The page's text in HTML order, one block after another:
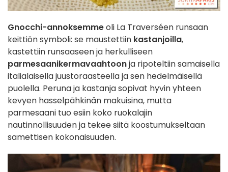
Gnocchi-annoksemmeoli La Traverséen runsaan
keittiön symboli: se maustettiin kastanjoilla,
kastettiin runsaaseen ja herkulliseen
parmesaanikermavaahtoonja ripoteltiin samaisella
italialaisella juustoraasteella ja sen hedelmäisellä
puolella. Peruna ja kastanja sopivat hyvin yhteen
kevyen hasselpähkinän makuisina, mutta
parmesaani tuo esiin koko ruokalajin
nautinnollisuuden ja tekee siitä koostumukseltaan
samettisen kokonaisuuden.